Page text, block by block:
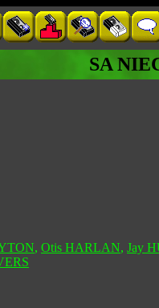
SA
, Otis HARLAN, Jay